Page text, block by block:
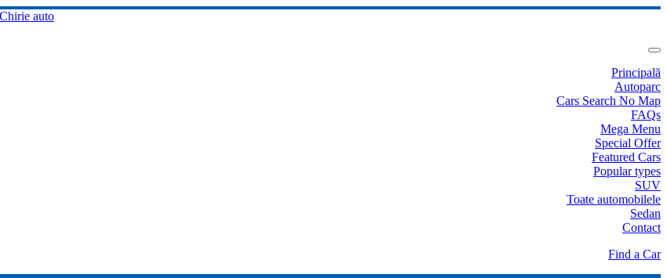
Principală
Autoparc
Cars Search No Map
FAQs
Mega Menu
Special Offer
Featured Cars
Popular types
SUV
Toate automobilele
Sedan
Contact
Find a Car